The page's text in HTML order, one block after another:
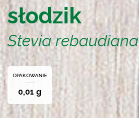
słodzik
Stevia rebaudiana
OPAKOWANIE
0,01 g